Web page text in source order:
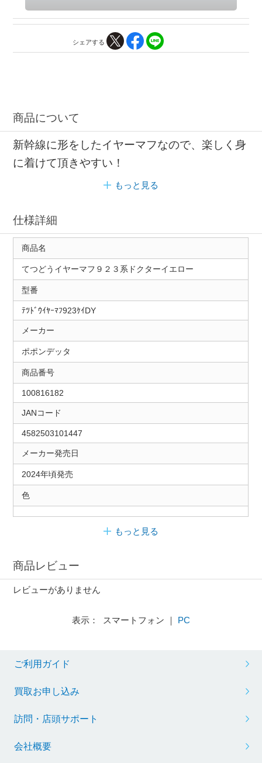
シェアする
商品について
新幹線に形をしたイヤーマフなので、楽しく身
に着けて頂きやすい！
もっと見る
仕様詳細
商品名
てつどうイヤーマフ９２３系ドクターイエロー
型番
ﾃﾂﾄﾞｳｲﾔｰﾏﾌ923ｹｲDY
メーカー
ポポンデッタ
商品番号
100816182
JANコード
4582503101447
メーカー発売日
2024年頃発売
色
もっと見る
商品レビュー
レビューがありません
表示： スマートフォン ｜ PC
ご利用ガイド
買取お申し込み
訪問・店頭サポート
会社概要